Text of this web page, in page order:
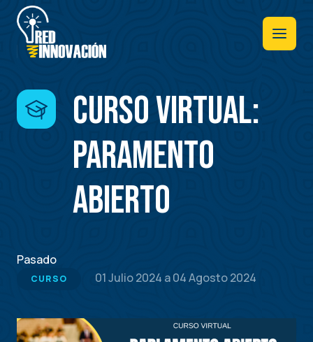
Pasar
contenido
principal
Curso Virtual:
Paramento
Abierto
Pasado
CURSO 01 Julio 2024 a04 Agosto 2024